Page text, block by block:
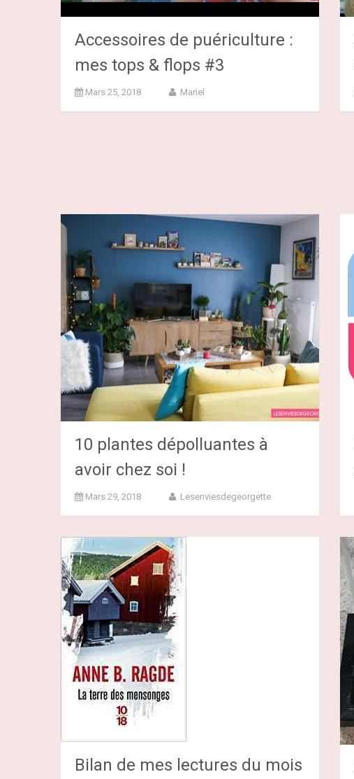
Accessoires de puériculture :
mes tops & flops #3
Mars 25, 2018 Mariel
10 plantes dépolluantes à
avoir chez soi !
Mars 29, 2018 Lesenviesdegeorgette
Bilan de mes lectures du mois